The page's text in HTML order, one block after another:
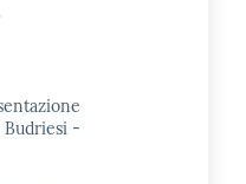
-